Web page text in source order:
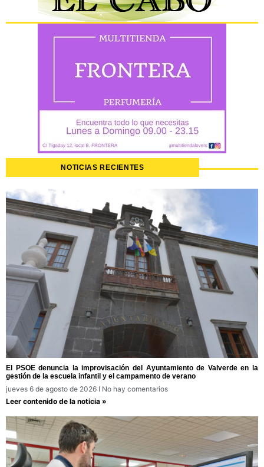
NOTICIAS RECIENTES
El PSOE denuncia la improvisación del Ayuntamiento de Valverde en la
gestión de la escuela infantil y el campamento de verano
jueves 6 de agosto de 2026
No hay comentarios
Leer contenido de la noticia »